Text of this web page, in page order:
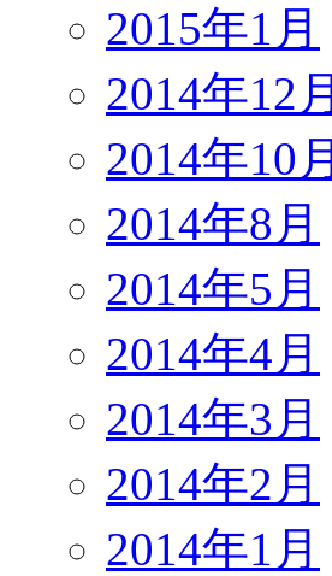
2015年1月
2014年12月
2014年10月
2014年8月
2014年5月
2014年4月
2014年3月
2014年2月
2014年1月